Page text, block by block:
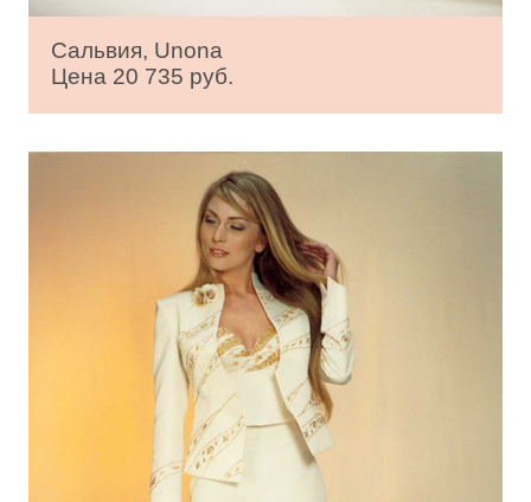
Сальвия, Unona
Цена 20 735 руб.